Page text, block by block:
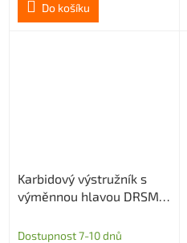
Do košíku
Karbidový výstružník s
výměnnou hlavou DRSMN
díru
Dostupnost 7-10 dnů